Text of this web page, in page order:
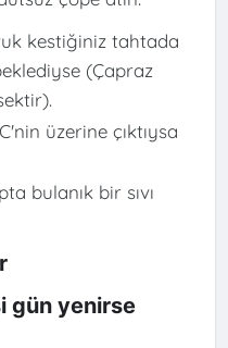
kestiğiniz tahtada
(Çapraz
üzerine çıktıysa
bulanık bir sıvı
gün yenirse